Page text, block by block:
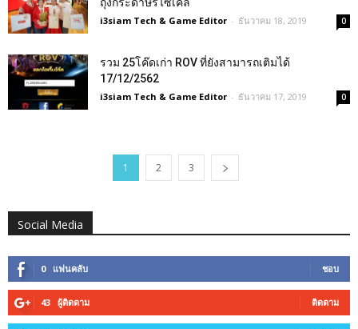
i3siam Tech & Game Editor - ธันวาคม 18, 2019 0
รวม 25โค๊ดเก่า ROV ที่ยังสามารถเติมได้
17/12/2562
i3siam Tech & Game Editor - ธันวาคม 17, 2019 0
1 2 3
Social Media
0 แฟนคลับ ชอบ
43 ผู้ติดตาม ติดตาม